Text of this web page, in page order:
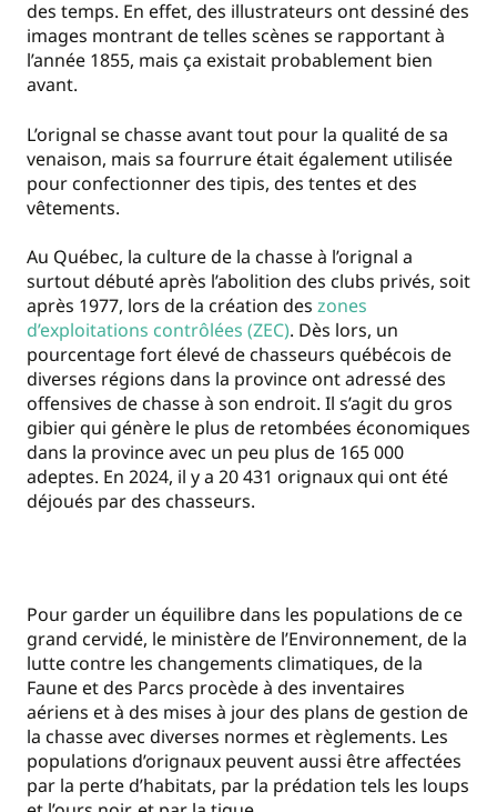
des temps. En effet, des illustrateurs ont dessiné des
images montrant de telles scènes se rapportant à
l’année 1855, mais ça existait probablement bien
avant.
L’orignal se chasse avant tout pour la qualité de sa
venaison, mais sa fourrure était également utilisée
pour confectionner des tipis, des tentes et des
vêtements.
Au Québec, la culture de la chasse à l’orignal a
surtout débuté après l’abolition des clubs privés, soit
après 1977, lors de la création des zones
d’exploitations contrôlées (ZEC). Dès lors, un
pourcentage fort élevé de chasseurs québécois de
diverses régions dans la province ont adressé des
offensives de chasse à son endroit. Il s’agit du gros
gibier qui génère le plus de retombées économiques
dans la province avec un peu plus de 165 000
adeptes. En 2024, il y a 20 431 orignaux qui ont été
déjoués par des chasseurs.
Pour garder un équilibre dans les populations de ce
grand cervidé, le ministère de l’Environnement, de la
lutte contre les changements climatiques, de la
Faune et des Parcs procède à des inventaires
aériens et à des mises à jour des plans de gestion de
la chasse avec diverses normes et règlements. Les
populations d’orignaux peuvent aussi être affectées
par la perte d’habitats, par la prédation tels les loups